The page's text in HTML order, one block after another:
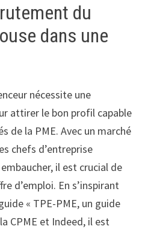
du
dans une
nécessite une
attirer le bon profil capable
de la PME. Avec un marché
chefs d’entreprise
il est crucial de
d’emploi. En s’inspirant
« TPE-PME, un guide
CPME et Indeed, il est